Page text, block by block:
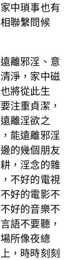
中瑣事也有
聯繫問候
離邪淫、意
淨，家中磁
將從此生
注重貞潔，
離淫欲之
能遠離邪淫
的幾個朋友
，淫念的雜
不好的電視
好的電影不
好的音樂不
語不要聽，
所像夜總
，時時刻刻